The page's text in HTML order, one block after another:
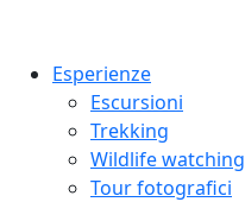
Esperienze
Escursioni
Trekking
Wildlife watching
Tour fotografici